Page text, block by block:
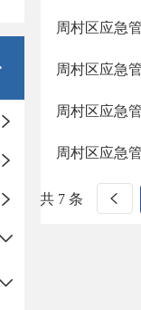
周村区应急
周村区应急
周村区应急
周村区应急
共 7 条